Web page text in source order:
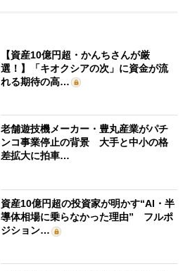
【資産10億円超・かんちさんが厳
選！】「キオクシアの次」に資金が流
れる期待の高…
老舗遊技機メーカー・豊丸産業がパチ
ンコ事業停止の背景 大手と中小の格
差拡大に拍車…
資産10億円超の投資家が明かす“AI・半
導体相場に乗らなかった理由” フルポ
ジション…